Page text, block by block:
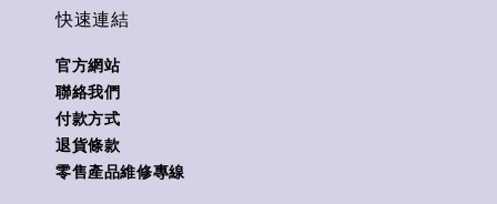
快速連結
官方網站
聯絡我們
付款方式
退貨條款
零售產品維修專線